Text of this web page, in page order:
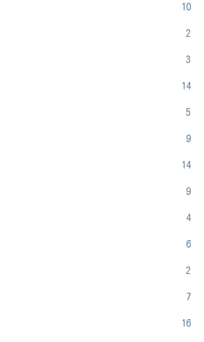
10
2
3
14
5
9
14
9
4
6
2
7
16